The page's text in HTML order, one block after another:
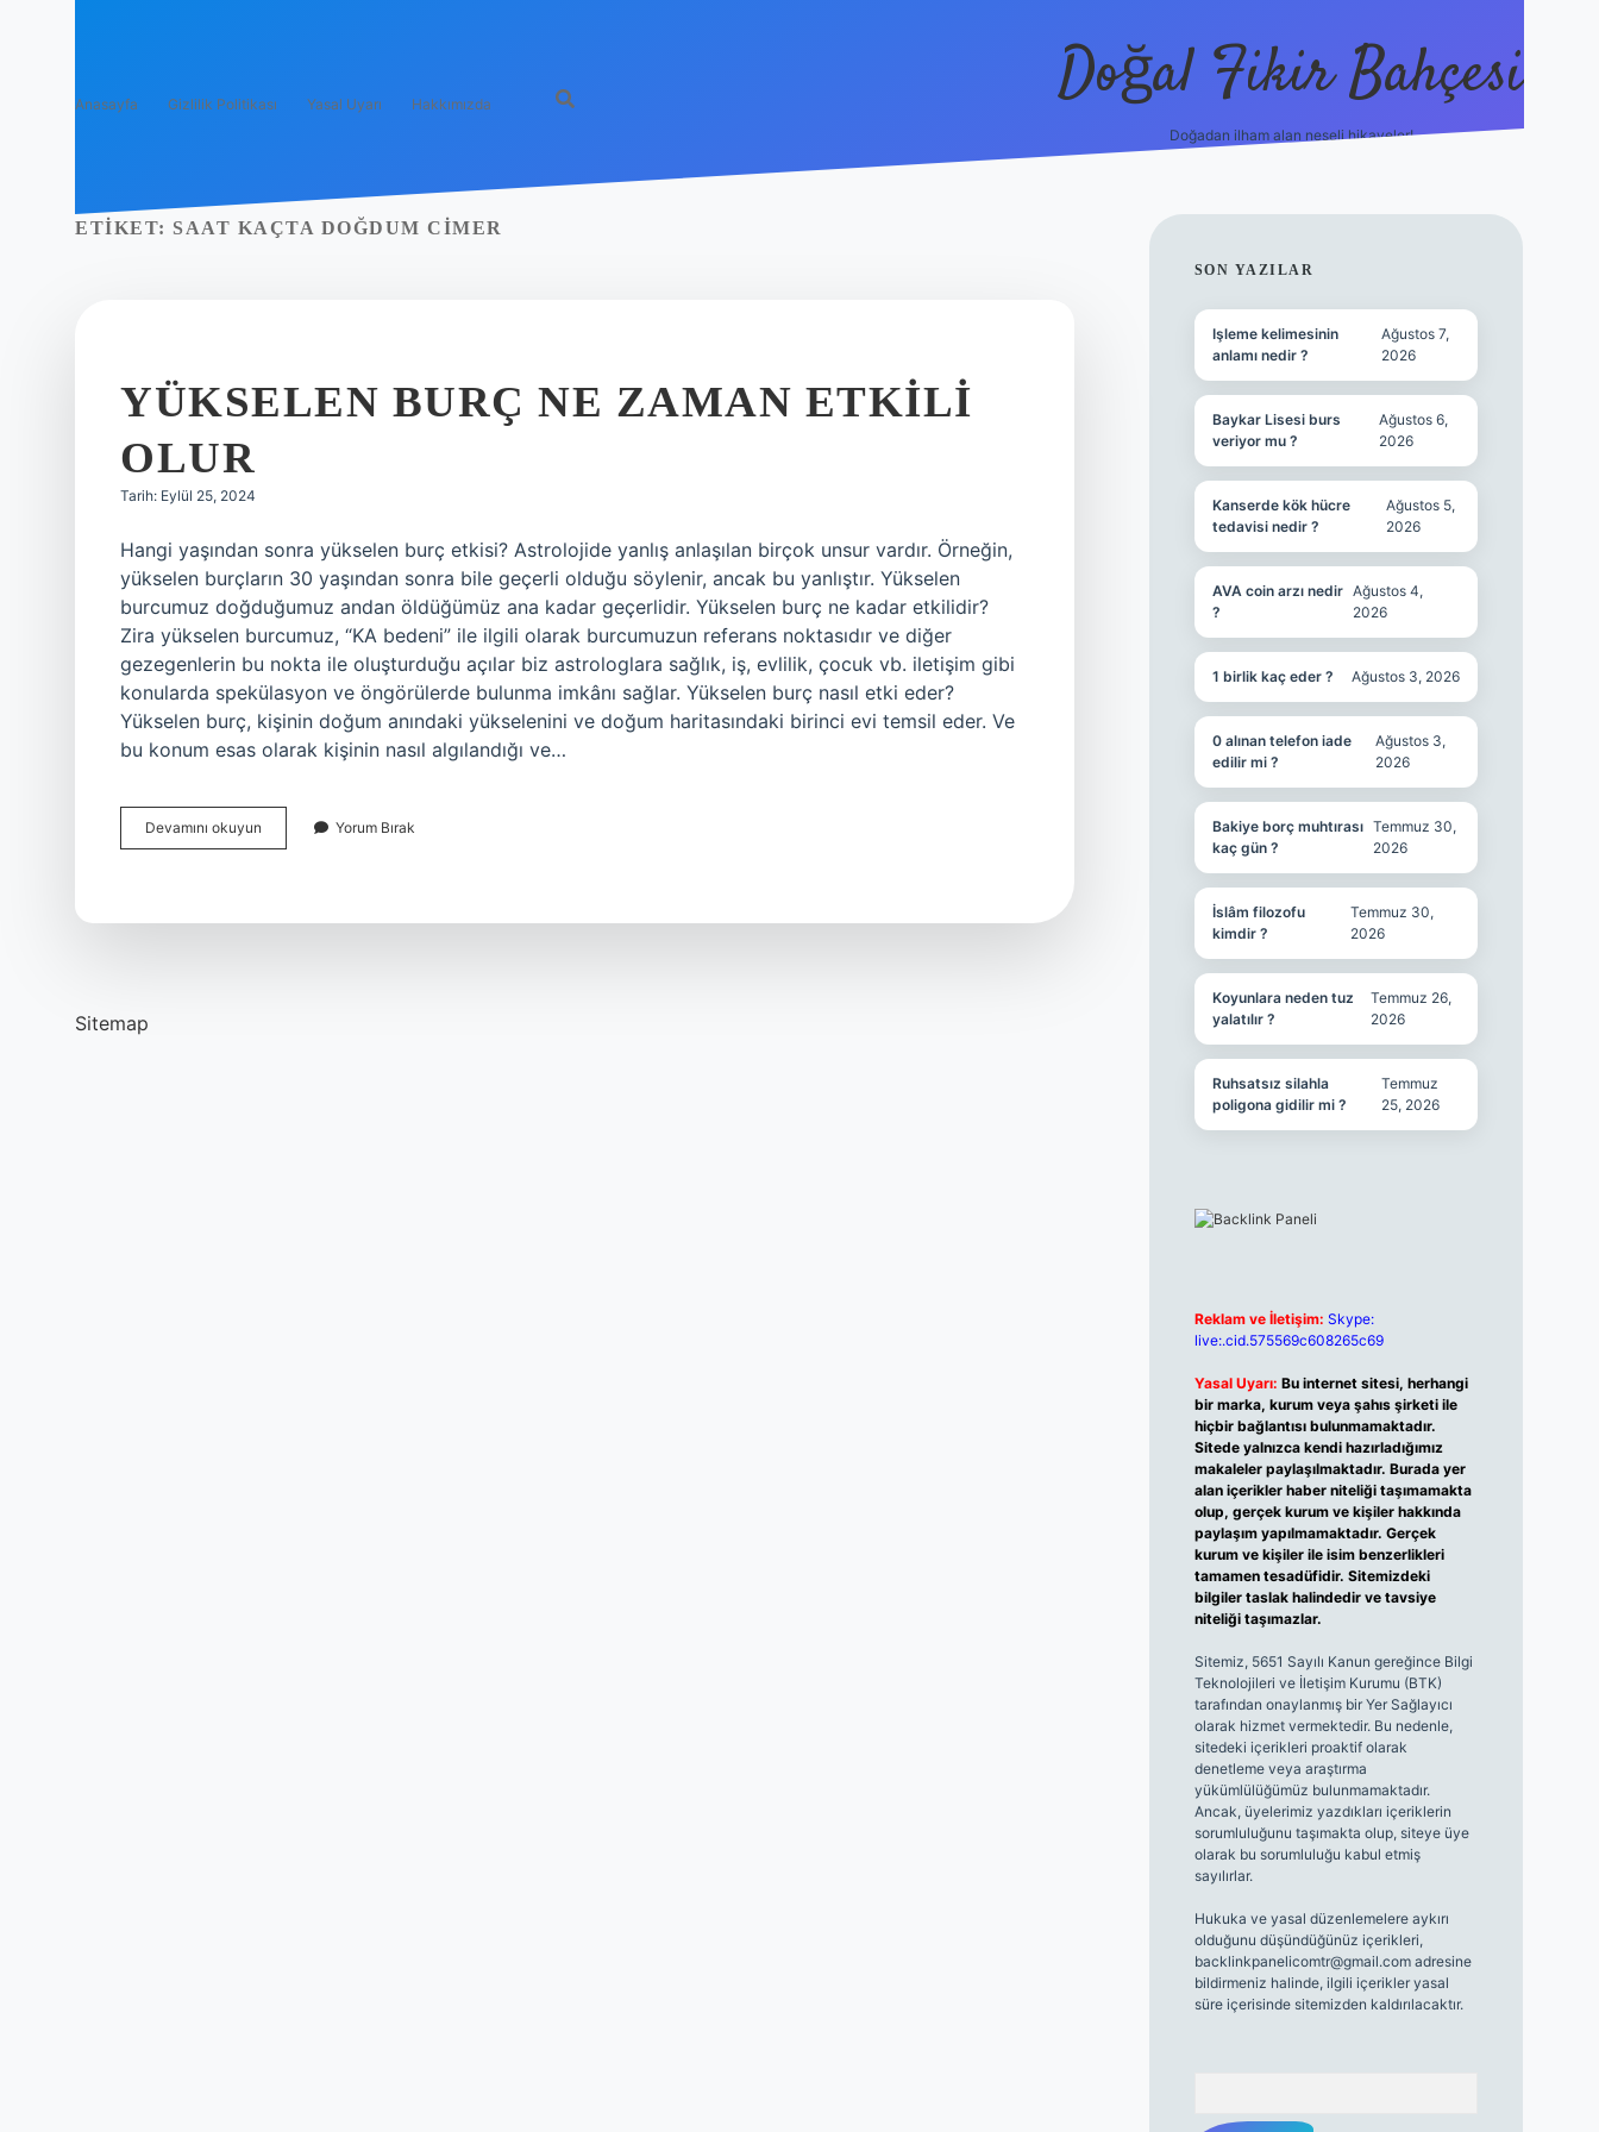
Anasayfa Gizlilik Politikası Yasal Uyarı Hakkımızda Doğal Fikir Bahçesi
Doğadan ilham alan neşeli hikayeler!
ETIKET: SAAT KAÇTA DOĞDUM CIMER
YÜKSELEN BURÇ NE ZAMAN ETKILI
OLUR
Tarih: Eylül 25, 2024
Hangi yaşından sonra yükselen burç etkisi? Astrolojide yanlış anlaşılan birçok unsur vardır. Örneğin,
yükselen burçların 30 yaşından sonra bile geçerli olduğu söylenir, ancak bu yanlıştır. Yükselen
burcumuz doğduğumuz andan öldüğümüz ana kadar geçerlidir. Yükselen burç ne kadar etkilidir?
Zira yükselen burcumuz, “KA bedeni” ile ilgili olarak burcumuzun referans noktasıdır ve diğer
gezegenlerin bu nokta ile oluşturduğu açılar biz astrologlara sağlık, iş, evlilik, çocuk vb. iletişim gibi
konularda spekülasyon ve öngörülerde bulunma imkânı sağlar. Yükselen burç nasıl etki eder?
Yükselen burç, kişinin doğum anındaki yükselenini ve doğum haritasındaki birinci evi temsil eder. Ve
bu konum esas olarak kişinin nasıl algılandığı ve…
Devamını okuyun Yükselen
Burç
Yorum Bırak
Sitemap
SIDEBAR
SON YAZILAR
Işleme kelimesinin
anlamı nedir ?
Ağustos 7,
2026
Baykar Lisesi burs
veriyor mu ?
Ağustos 6,
2026
Kanserde kök hücre
tedavisi nedir ?
Ağustos 5,
2026
AVA coin arzı nedir
?
Ağustos 4,
2026
1 birlik kaç eder ? Ağustos 3, 2026
0 alınan telefon iade
edilir mi ?
Ağustos 3,
2026
Bakiye borç muhtırası
kaç gün ?
Temmuz 30,
2026
İslâm filozofu
kimdir ?
Temmuz 30,
2026
Koyunlara neden tuz
yalatılır ?
Temmuz 26,
2026
Ruhsatsız silahla
poligona gidilir mi ?
Temmuz
25, 2026
Reklam ve İletişim: Skype:
live:.cid.575569c608265c69
Yasal Uyarı: Bu internet sitesi, herhangi
bir marka, kurum veya şahıs şirketi ile
hiçbir bağlantısı bulunmamaktadır.
Sitede yalnızca kendi hazırladığımız
makaleler paylaşılmaktadır. Burada yer
alan içerikler haber niteliği taşımamakta
olup, gerçek kurum ve kişiler hakkında
paylaşım yapılmamaktadır. Gerçek
kurum ve kişiler ile isim benzerlikleri
tamamen tesadüfidir. Sitemizdeki
bilgiler taslak halindedir ve tavsiye
niteliği taşımazlar.
Sitemiz, 5651 Sayılı Kanun gereğince Bilgi
Teknolojileri ve İletişim Kurumu (BTK)
tarafından onaylanmış bir Yer Sağlayıcı
olarak hizmet vermektedir. Bu nedenle,
sitedeki içerikleri proaktif olarak
denetleme veya araştırma
yükümlülüğümüz bulunmamaktadır.
Ancak, üyelerimiz yazdıkları içeriklerin
sorumluluğunu taşımakta olup, siteye üye
olarak bu sorumluluğu kabul etmiş
sayılırlar.
Hukuka ve yasal düzenlemelere aykırı
olduğunu düşündüğünüz içerikleri,
backlinkpanelicomtr@gmail.comadresine
bildirmeniz halinde, ilgili içerikler yasal
süre içerisinde sitemizden kaldırılacaktır.
grandoperabet